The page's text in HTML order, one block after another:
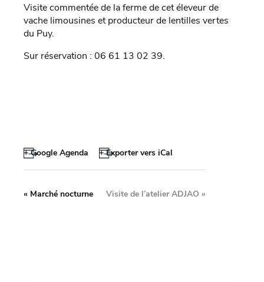
Visite commentée de la ferme de cet éleveur de
vache limousines et producteur de lentilles vertes
du Puy.
Sur réservation : 06 61 13 02 39.
+ Google Agenda + Exporter vers iCal
« Marché nocturne Visite de l’atelier ADJAO »